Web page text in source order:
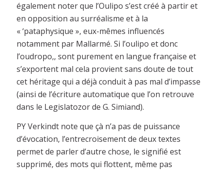
également noter que l’Oulipo s’est créé à partir et
en opposition au surréalisme et à la
« ‘pataphysique », eux-mêmes influencés
notamment par Mallarmé. Si l’oulipo et donc
l’oudropo,, sont purement en langue française et
s’exportent mal cela provient sans doute de tout
cet héritage qui a déjà conduit à pas mal d’impasse
(ainsi de l’écriture automatique que l’on retrouve
dans le Legislatozor de G. Simiand).
PY Verkindt note que çà n’a pas de puissance
d’évocation, l’entrecroisement de deux textes
permet de parler d’autre chose, le signifié est
supprimé, des mots qui flottent, même pas